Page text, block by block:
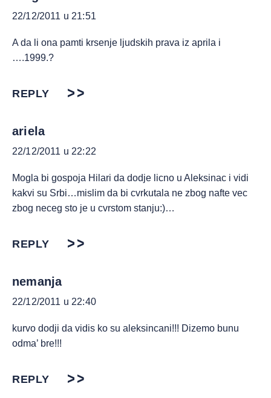
22/12/2011 u 21:51
A da li ona pamti krsenje ljudskih prava iz aprila i
….1999.?
REPLY
ariela
22/12/2011 u 22:22
Mogla bi gospoja Hilari da dodje licno u Aleksinac i vidi
kakvi su Srbi…mislim da bi cvrkutala ne zbog nafte vec
zbog neceg sto je u cvrstom stanju:)…
REPLY
nemanja
22/12/2011 u 22:40
kurvo dodji da vidis ko su aleksincani!!! Dizemo bunu
odma’ bre!!!
REPLY